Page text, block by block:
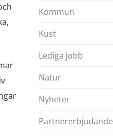
Kommun
Kust
Lediga jobb
Natur
Nyheter
Partnererbjudande